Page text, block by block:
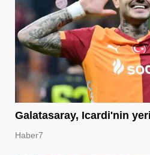
Galatasaray, Icardi'nin
Haber7